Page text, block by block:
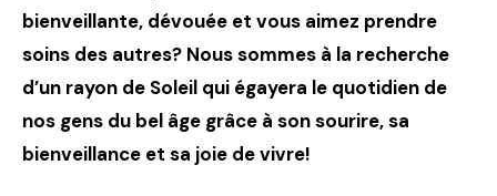
bienveillante, dévouée et vous aimez prendre
soins des autres? Nous sommes à la recherche
d’un rayon de Soleil qui égayera le quotidien de
nos gens du bel âge grâce à son sourire, sa
bienveillance et sa joie de vivre!